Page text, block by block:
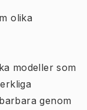
olika
modeller som
genom